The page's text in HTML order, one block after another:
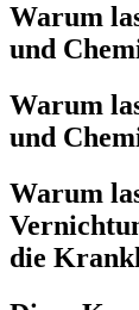
Warum
und
Warum
und
Warum
die